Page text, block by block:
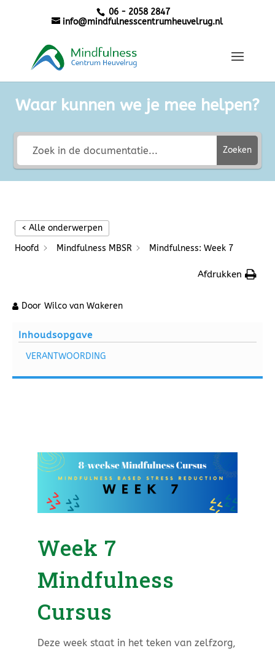
06 - 2058 2847
info@mindfulnesscentrumheuvelrug.nl
Waar kunnen we je mee helpen?
Zoeken
< Alle onderwerpen
Hoofd
Mindfulness MBSR Mindfulness: Week 7
Afdrukken
Door Wilco van Wakeren
Inhoudsopgave
VERANTWOORDING
Week 7
Mindfulness
Cursus
Deze week staat in het teken van zelfzorg,